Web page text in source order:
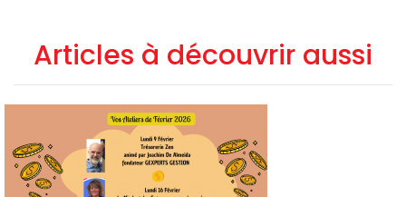
Articles à découvrir aussi